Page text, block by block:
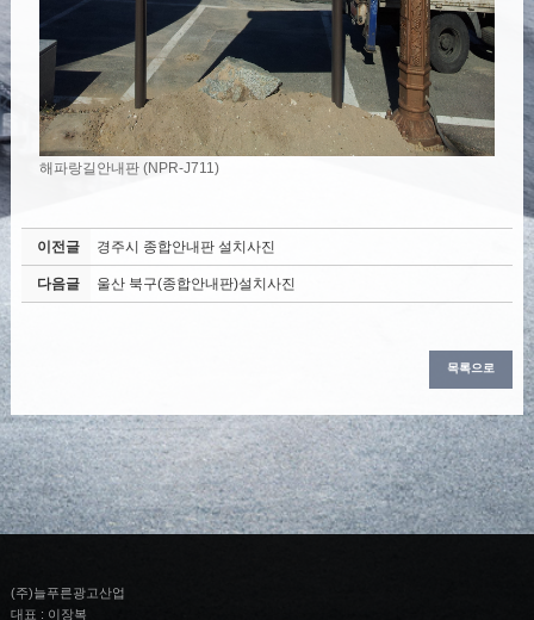
해파랑길안내판 (NPR-J711)
이전글 경주시 종합안내판 설치사진
다음글 울산 북구(종합안내판)설치사진
목록으로
(주)늘푸른광고산업
대표 : 이장복